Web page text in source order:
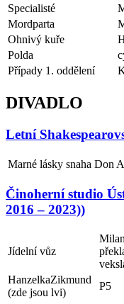
Specialisté
Mordparta
Ohnivý kuře
Polda
Případy 1. oddělení
DIVADLO
Letní
Marné lásky snaha Don
Činoherní studio
2016 – 2023))
Jídelní vůz
HanzelkaZikmund
(zde jsou lvi)
P5